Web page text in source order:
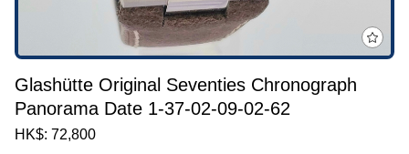
Glashütte Original Seventies Chronograph
Panorama Date 1-37-02-09-02-62
HK$: 72,800